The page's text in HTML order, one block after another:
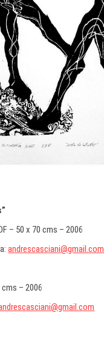
– 50 x 70 cms – 2006
andrescasciani@gmail.com
– 2006